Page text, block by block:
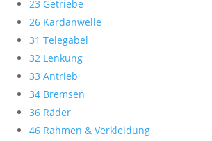
23 Getriebe
26 Kardanwelle
31 Telegabel
32 Lenkung
33 Antrieb
34 Bremsen
36 Räder
46 Rahmen & Verkleidung